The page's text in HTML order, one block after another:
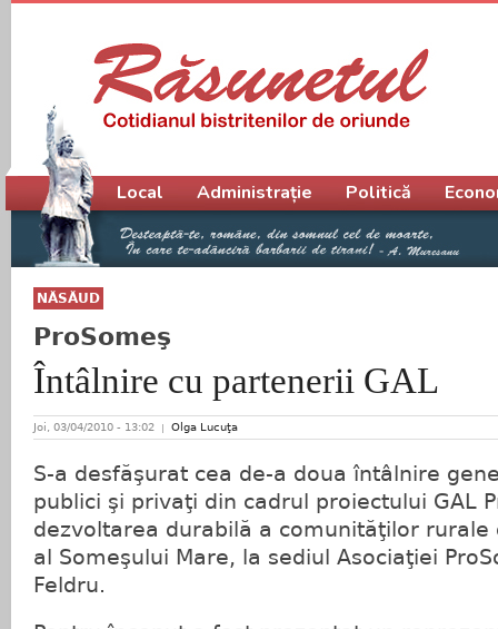
NĂSĂUD
ProSomeş
Întâlnire cu partenerii GAL
Joi, 03/04/2010 - 13:02 Olga Lucuţa
S-a desfăşurat cea de-a doua întâlnire
publici şi privaţi din cadrul proiectului GAL
dezvoltarea durabilă a comunităţilor rurale
al Someşului Mare, la sediul Asociaţiei
Feldru.
Meniu principal
Local Administrație Politică